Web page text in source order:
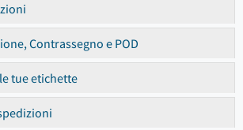
Contrassegno e POD
tue etichette